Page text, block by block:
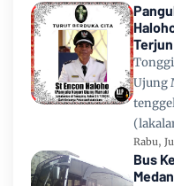
Ujung
Rabu,
Bus